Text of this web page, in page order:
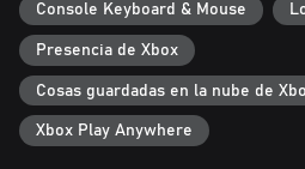
Console Keyboard & Mouse
Presencia de Xbox
Cosas guardadas en la nube de
Xbox Play Anywhere